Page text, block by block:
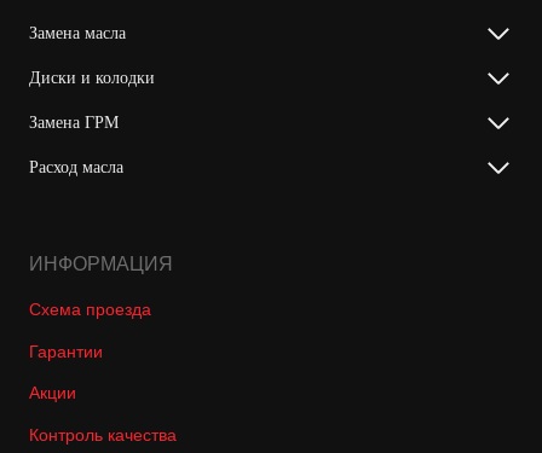
Замена масла
Диски и колодки
Замена ГРМ
Расход масла
ИНФОРМАЦИЯ
Схема проезда
Гарантии
Акции
Контроль качества